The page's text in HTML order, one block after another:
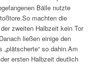
Bälle nutzte
machten die
zweiten Halbzeit kein Tor
ließen einige den
so dahin.Am
ersten Halbzeit deutlich